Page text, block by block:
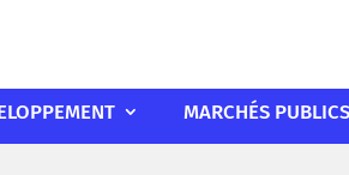
MARCHÉS PUBLICS